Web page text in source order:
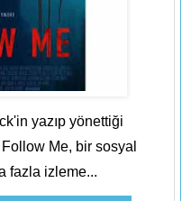
yazıp yönettiği
Me, bir sosyal
fazla izleme...